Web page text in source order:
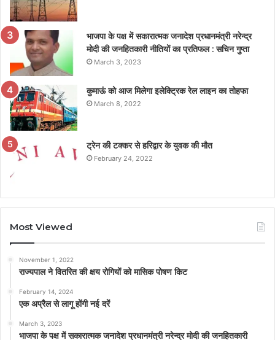
भाजपा के पक्ष में सकारात्मक जनादेश प्रधानमंत्री नरेन्द्र
मोदी की जनहितकारी नीतियों का प्रतिफल : सचिन गुप्ता
March 3, 2023
कुमाऊं को आज मिलेगा इलेक्ट्रिक रेल लाइन का तोहफा
March 8, 2022
ट्रेन की टक्कर से हरिद्वार के युवक की मौत
February 24, 2022
Most Viewed
November 1, 2022
राज्यपाल ने वितरित की क्षय रोगियों को मासिक पोषण किट
February 14, 2024
एक अप्रैल से लागू होंगी नई दरें
March 3, 2023
भाजपा के पक्ष में सकारात्मक जनादेश प्रधानमंत्री नरेन्द्र मोदी की जनहितकारी